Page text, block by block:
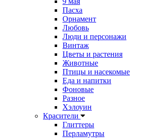
Пасха
Орнамент
Любовь
Люди и персонажи
Винтаж
Цветы и растения
Животные
Птицы и насекомые
Еда и напитки
Фоновые
Разное
Хэлоуин
Красители
Глиттеры
Перламутры